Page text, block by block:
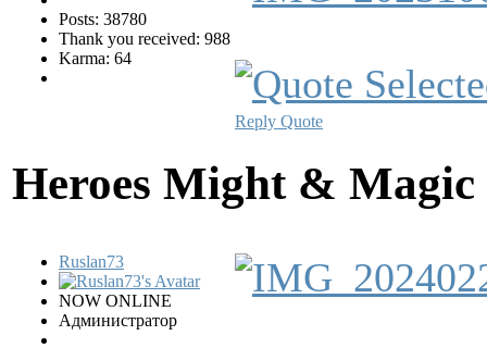
Posts: 38780
Thank you received: 988
Karma: 64
Reply Quote
Heroes Might &
Ruslan73
NOW ONLINE
Администратор